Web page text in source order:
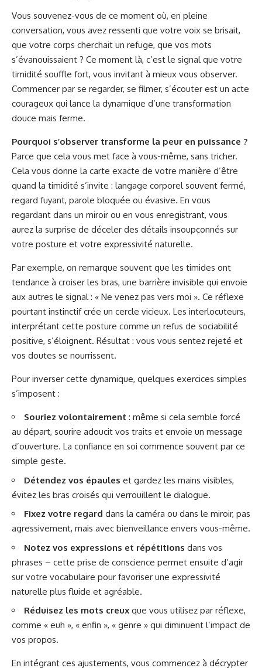
Vous souvenez-vous de ce moment où, en pleine
conversation, vous avez ressenti que votre voix se brisait,
que votre corps cherchait un refuge, que vos mots
s’évanouissaient ? Ce moment là, c’est le signal que votre
timidité souffle fort, vous invitant à mieux vous observer.
Commencer par se regarder, se filmer, s’écouter est un acte
courageux qui lance la dynamique d’une transformation
douce mais ferme.
Pourquoi s’observer transforme la peur en puissance ?
Parce que cela vous met face à vous-même, sans tricher.
Cela vous donne la carte exacte de votre manière d’être
quand la timidité s’invite : langage corporel souvent fermé,
regard fuyant, parole bloquée ou évasive. En vous
regardant dans un miroir ou en vous enregistrant, vous
aurez la surprise de déceler des détails insoupçonnés sur
votre posture et votre expressivité naturelle.
Par exemple, on remarque souvent que les timides ont
tendance à croiser les bras, une barrière invisible qui envoie
aux autres le signal : « Ne venez pas vers moi ». Ce réflexe
pourtant instinctif crée un cercle vicieux. Les interlocuteurs,
interprétant cette posture comme un refus de sociabilité
positive, s’éloignent. Résultat : vous vous sentez rejeté et
vos doutes se nourrissent.
Pour inverser cette dynamique, quelques exercices simples
s’imposent :
Souriez volontairement : même si cela semble forcé
au départ, sourire adoucit vos traits et envoie un message
d’ouverture. La confiance en soi commence souvent par ce
simple geste.
Détendez vos épaules et gardez les mains visibles,
évitez les bras croisés qui verrouillent le dialogue.
Fixez votre regard dans la caméra ou dans le miroir, pas
agressivement, mais avec bienveillance envers vous-même.
Notez vos expressions et répétitions dans vos
phrases – cette prise de conscience permet ensuite d’agir
sur votre vocabulaire pour favoriser une expressivité
naturelle plus fluide et agréable.
Réduisez les mots creux que vous utilisez par réflexe,
comme « euh », « enfin », « genre » qui diminuent l’impact de
vos propos.
En intégrant ces ajustements, vous commencez à décrypter